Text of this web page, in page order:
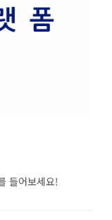
들어보세요!